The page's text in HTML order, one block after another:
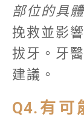
部位的具
挽救並影
拔牙。牙
建議。
Q4.有可